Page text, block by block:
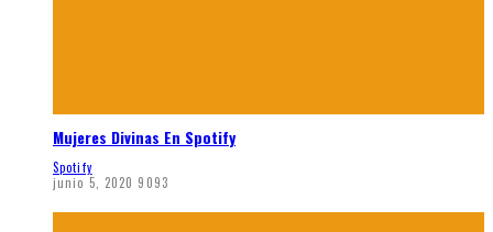
Mujeres Divinas En Spotify
Spotify
junio 5, 2020 9093